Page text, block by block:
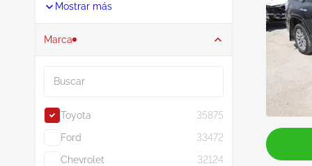
Mostrar más
Marca
Toyota
35875
Ford
33472
Chevrolet
32124